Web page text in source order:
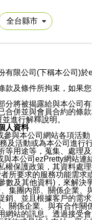
限公司(下稱本公司)
及條件所拘束，如果
分將被揭露給與本公司
併並與會員合約的條
進行解釋說明。
人資料
與本公司網站各項活
及活動或為本公司進
用途等，蒐集、處理及
本公司ezPretty網站
保護政策，其資料處
所要求的服務功能需
及其他資料)，來解決
集團內部、關係企業
、並且根據客戶的需
關係企業、與有合作
站的訊息。透過接受